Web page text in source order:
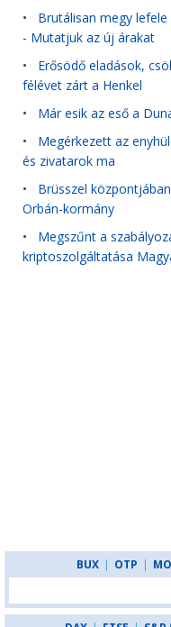
• Brutálisan megy
- Mutatjuk az új árakat
• Erősödő eladások,
félévet zárt a Henkel
• Már esik az eső a
• Megérkezett az
és zivatarok ma
• Brüsszel
Orbán-kormány
• Megszűnt a
kriptoszolgáltatása
BUX | OTP |